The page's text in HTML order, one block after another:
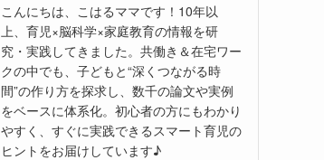
こんにちは、こはるママです！10年以
上、育児×脳科学×家庭教育の情報を研
究・実践してきました。共働き＆在宅ワー
クの中でも、子どもと“深くつながる時
間”の作り方を探求し、数千の論文や実例
をベースに体系化。初心者の方にもわかり
やすく、すぐに実践できるスマート育児の
ヒントをお届けしています♪